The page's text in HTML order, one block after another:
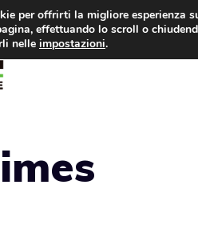
per offrirti la migliore esperienza
effettuando lo scroll o
nelle impostazioni.